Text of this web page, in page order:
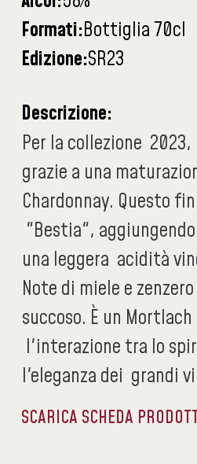
Formati:Bottiglia 70cl
Edizione:SR23
Descrizione:
Per la collezione
grazie a una
Chardonnay. Questo
"Bestia",
una leggera acidità
Note di miele e
succoso. È un
l'interazione tra lo
l'eleganza dei grandi
SCARICA SCHEDA